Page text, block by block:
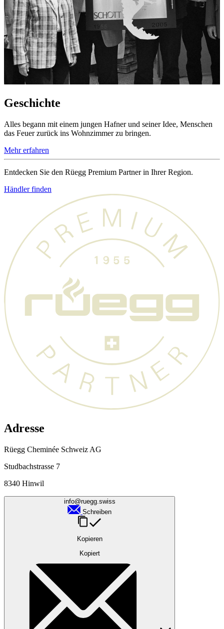
Geschichte
Alles begann mit einem jungen Hafner und seiner Idee, Menschen
das Feuer zurück ins Wohnzimmer zu bringen.
Mehr erfahren
Entdecken Sie den Rüegg Premium Partner in Ihrer Region.
Händler finden
Adresse
Rüegg Cheminée Schweiz AG
Studbachstrasse 7
8340 Hinwil
info@ruegg.swiss
Schreiben
Kopieren
Kopiert